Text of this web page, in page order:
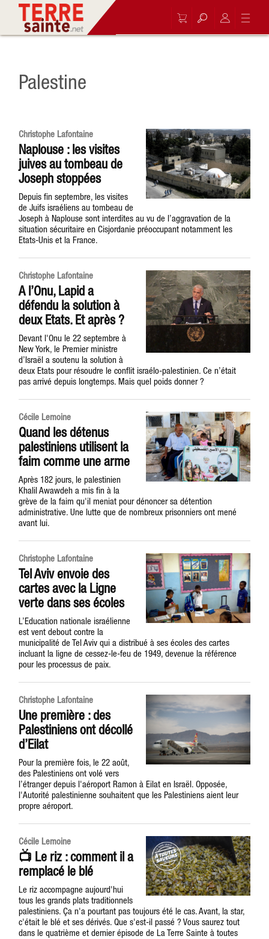
Palestine
Christophe Lafontaine
Naplouse : les visites
juives au tombeau de
Joseph stoppées
Depuis fin septembre, les visites
de Juifs israéliens au tombeau de
Joseph à Naplouse sont interdites au vu de l’aggravation de la
situation sécuritaire en Cisjordanie préoccupant notamment les
Etats-Unis et la France.
Christophe Lafontaine
A l’Onu, Lapid a
défendu la solution à
deux Etats. Et après ?
Devant l'Onu le 22 septembre à
New York, le Premier ministre
d’Israël a soutenu la solution à
deux Etats pour résoudre le conflit israélo-palestinien. Ce n’était
pas arrivé depuis longtemps. Mais quel poids donner ?
Cécile Lemoine
Quand les détenus
palestiniens utilisent la
faim comme une arme
Après 182 jours, le palestinien
Khalil Awawdeh a mis fin à la
grève de la faim qu'il meniat pour dénoncer sa détention
administrative. Une lutte que de nombreux prisonniers ont mené
avant lui.
Christophe Lafontaine
Tel Aviv envoie des
cartes avec la Ligne
verte dans ses écoles
L’Education nationale israélienne
est vent debout contre la
municipalité de Tel Aviv qui a distribué à ses écoles des cartes
incluant la ligne de cessez-le-feu de 1949, devenue la référence
pour les processus de paix.
Christophe Lafontaine
Une première : des
Palestiniens ont décollé
d’Eilat
Pour la première fois, le 22 août,
des Palestiniens ont volé vers
l’étranger depuis l'aéroport Ramon à Eilat en Israël. Opposée,
l'Autorité palestinienne souhaitent que les Palestiniens aient leur
propre aéroport.
Cécile Lemoine
📺 Le riz : comment il a
remplacé le blé
Le riz accompagne aujourd'hui
tous les grands plats traditionnels
palestiniens. Ça n'a pourtant pas toujours été le cas. Avant, la star,
c'était le blé et ses dérivés. Que s'est-il passé ? Vous saurez tout
dans le quatrième et dernier épisode de La Terre Sainte à toutes